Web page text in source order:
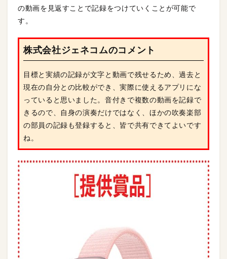
の動画を見返すことで記録をつけていくことが可能で
す。
株式会社ジェネコムのコメント
目標と実績の記録が文字と動画で残せるため、過去と
現在の自分との比較ができ、実際に使えるアプリにな
っていると思いました。音付きで複数の動画を記録で
きるので、自身の演奏だけではなく、ほかの吹奏楽部
の部員の記録も登録すると、皆で共有できてよいです
ね。